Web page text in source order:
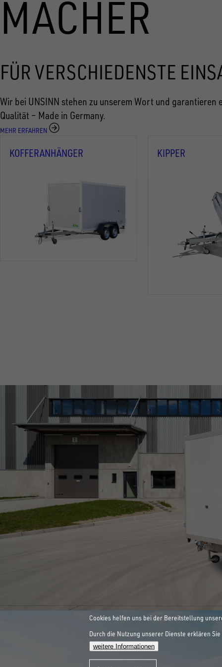
MACHER
FÜR VERSCHIEDENSTE
Wir bei UNSINN stehen zu unserem Wort und
Qualität – Made in Germany.
MEHR ERFAHREN
KOFFERANHÄNGER KIPPER
SONDERBAU
INNOVATIONEN SIND
ALLE ANZEIGEN
WORKLIFE
Cookies helfen uns bei der Bereitstellung
Durch die Nutzung unserer Dienste erklären
weitere Informationen